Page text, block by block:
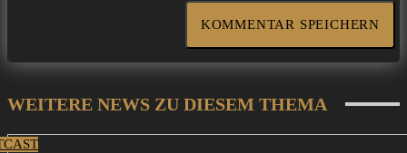
WEITERE NEWS ZU DIESEM THEMA